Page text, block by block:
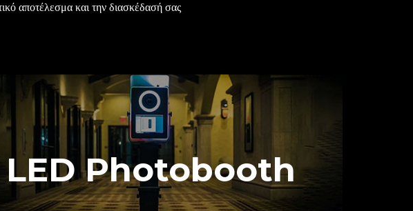
αποτέλεσμα και την διασκέδασή σας
LED Photobooth
LED PHOTOBOOTH